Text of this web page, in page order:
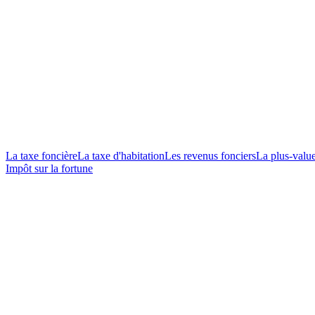
La taxe foncièreLa taxe d'habitationLes revenus fonciersLa plus-
Impôt sur la fortune